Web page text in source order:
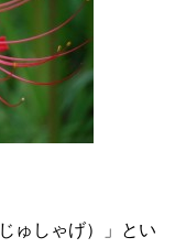
ゅしゃげ）」とい